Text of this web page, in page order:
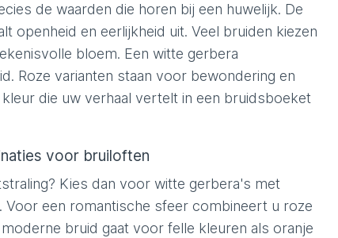
de waarden die horen bij een huwelijk. De
openheid en eerlijkheid uit. Veel bruiden kiezen
bloem. Een witte gerbera
Roze varianten staan voor bewondering en
die uw verhaal vertelt in een bruidsboeket
voor bruiloften
Kies dan voor witte gerbera's met
Voor een romantische sfeer combineert u roze
bruid gaat voor felle kleuren als oranje